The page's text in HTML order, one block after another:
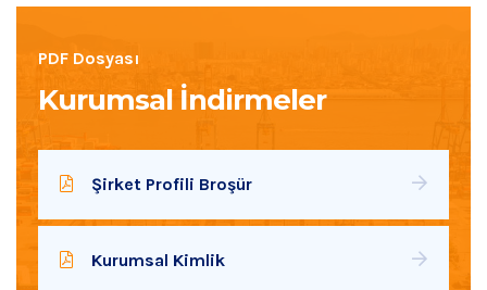
PDF Dosyası
Kurumsal İndirmeler
Şirket Profili Broşür
Kurumsal Kimlik